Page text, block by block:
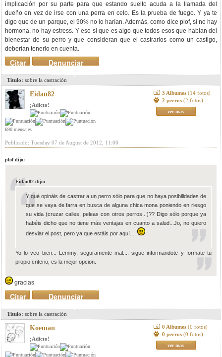
implicación por su parte para que estando suelto acuda a la llamada del
dueño en vez de irse con una perra en celo. Es la prueba de fuego. Y ya te
digo que de un parque, el 90% no lo harían. Además, como dice plof, si no hay
hormona, no hay estress. Y eso si que es algo que todos esos que hablan del
bienestar de su perro y que consideran que el castrarlos como un castigo,
deberían tenerlo en cuenta.
Denunciar
mensaje
Citar
Titulo: sobre la castración
Eidan82
¡Adicto!
690 mensajes
3 Albumes (14 fotos)
2 perros (2 fotos)
ver mas
Publicado: Tuesday 07 de August de 2012, 11:00
plof dijo:
Eidan82 dijo:
Y qué opináis de castrar a un perro sólo para que no haya posibilidades de
que se vaya de farra en busca de alguna chica mona poniendo en riesgo
su vida (cruzar calles, peleas con otros perros...)?? Digo sólo porque ya
habéis dicho que no tiene más ventajas en cuanto a salud...Jo, no quiero
desviar el post, pero ya que estáis por aquí...
Yo lo veo bien... Lemmy, seguramente mal.... sigue informandote y formate tu
propio criterio, es la mejor opcion.
gracias
Denunciar
mensaje
Citar
Titulo: sobre la castración
Koeman
¡Adicto!
0 Albumes (0 fotos)
0 perros (0 fotos)
ver mas